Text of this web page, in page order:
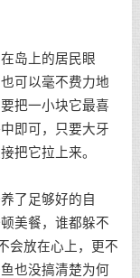
岛上的居民眼
可以毫不费力地
把一小块它最喜
即可，只要大牙
把它拉上来。
了足够好的自
美餐，谁都躲不
会放在心上，更不
也没搞清楚为何